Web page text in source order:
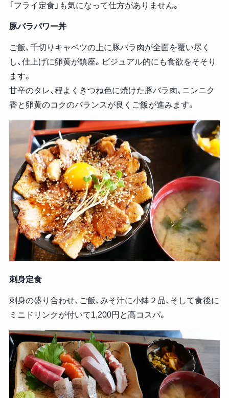
「フライ定食」も気になって仕方がありません。
豚バラパワー丼
ご飯、千切りキャベツの上に豚バラ肉が全面を覆い尽く
し、仕上げに卵黄が鎮座。ビジュアル的にも食欲をそそり
ます。
甘辛のタレ、程よくきつね色に焼けた豚バラ肉、ニンニク
香と卵黄のコクのバランスが良くご飯が進みます。
刺身定食
刺身の盛り合わせ、ご飯、みそ汁に小鉢２品、そして食後に
ミニドリンクが付いて1,200円と高コスパ。